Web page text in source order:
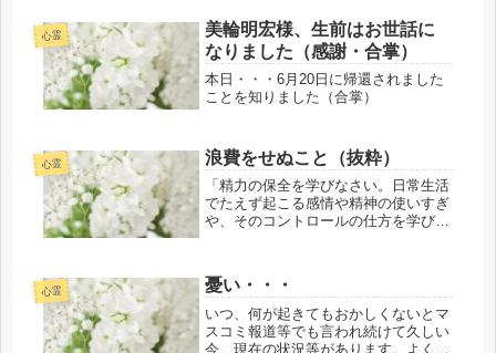
のためにあなた（サラ）の〇〇要請を
しました。あなたはこの地球における
パ...
心霊
美輪明宏様、生前はお世話に
なりました（感謝・合掌）
本日・・・6月20日に帰還されました
ことを知りました（合掌）
心霊 浪費をせぬこと（抜粋）
「精力の保全を学びなさい。日常生活
でたえず起こる感情や精神の使いすぎ
や、そのコントロールの仕方を学びな
から、決して自分のエネルギーを、活
力を、すなわち神の生命を無駄遣いし
ま...
心霊 憂い・・・
いつ、何が起きてもおかしくないとマ
スコミ報道等でも言われ続けて久しい
今、現在の状況等があります。よくわ